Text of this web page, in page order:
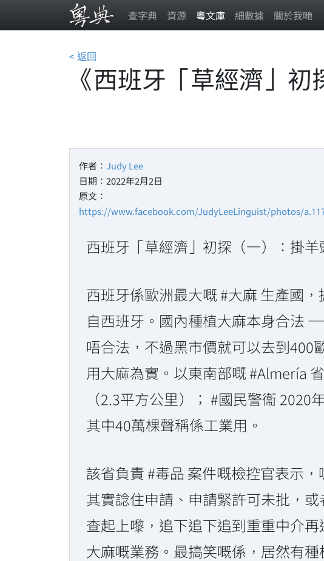
查字典 資源 粵文庫 細數據 關於我哋
< 返回
《西班牙「草經濟」初
作者： Judy Lee
日期：2022年2月2日
原文：
https://www.facebook.com/JudyLeeLinguist/photos/
西班牙「草經濟」初探（一）：掛羊
西班牙係歐洲最大嘅 #大麻 生產國
自西班牙。國內種植大麻本身合法
唔合法，不過黑市價就可以去到
用大麻為實。以東南部嘅 #Almería
（2.3平方公里）； #國民警衞
其中40萬棵聲稱係工業用。
該省負責 #毒品 案件嘅檢控官表示
其實諗住申請、申請緊許可未批，
查起上嚟，追下追下追到重重中介
大麻嘅業務。最搞笑嘅係，居然有